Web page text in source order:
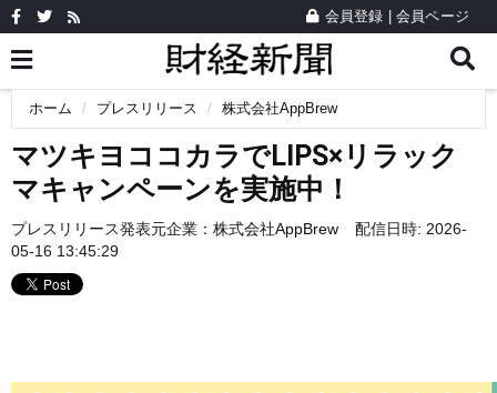
会員登録 会員ページ
ホーム プレスリリース 株式会社AppBrew
マツキヨココカラでLIPS×リラック
マキャンペーンを実施中！
プレスリリース発表元企業： 株式会社AppBrew
配信日時: 2026-
05-16 13:45:29